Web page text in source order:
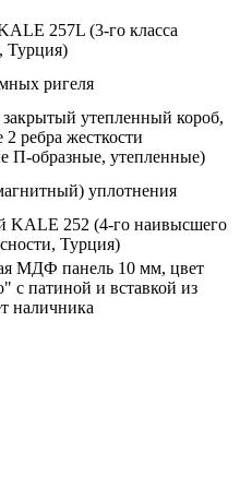
257L (3-го класса
Турция)
ригеля
утепленный короб,
ребра жесткости
П-образные, утепленные)
уплотнения
KALE 252 (4-го наивысшего
Турция)
МДФ панель 10 мм, цвет
с патиной и вставкой из
наличника